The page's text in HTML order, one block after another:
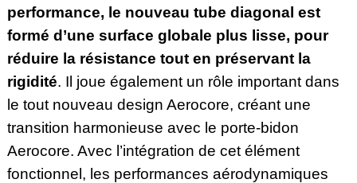
performance, le nouveau tube diagonal est
formé d’une surface globale plus lisse, pour
réduire la résistance tout en préservant la
rigidité. Il joue également un rôle important dans
le tout nouveau design Aerocore, créant une
transition harmonieuse avec le porte-bidon
Aerocore. Avec l’intégration de cet élément
fonctionnel, les performances aérodynamiques